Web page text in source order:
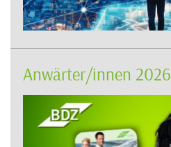
Anwärter/innen 2026